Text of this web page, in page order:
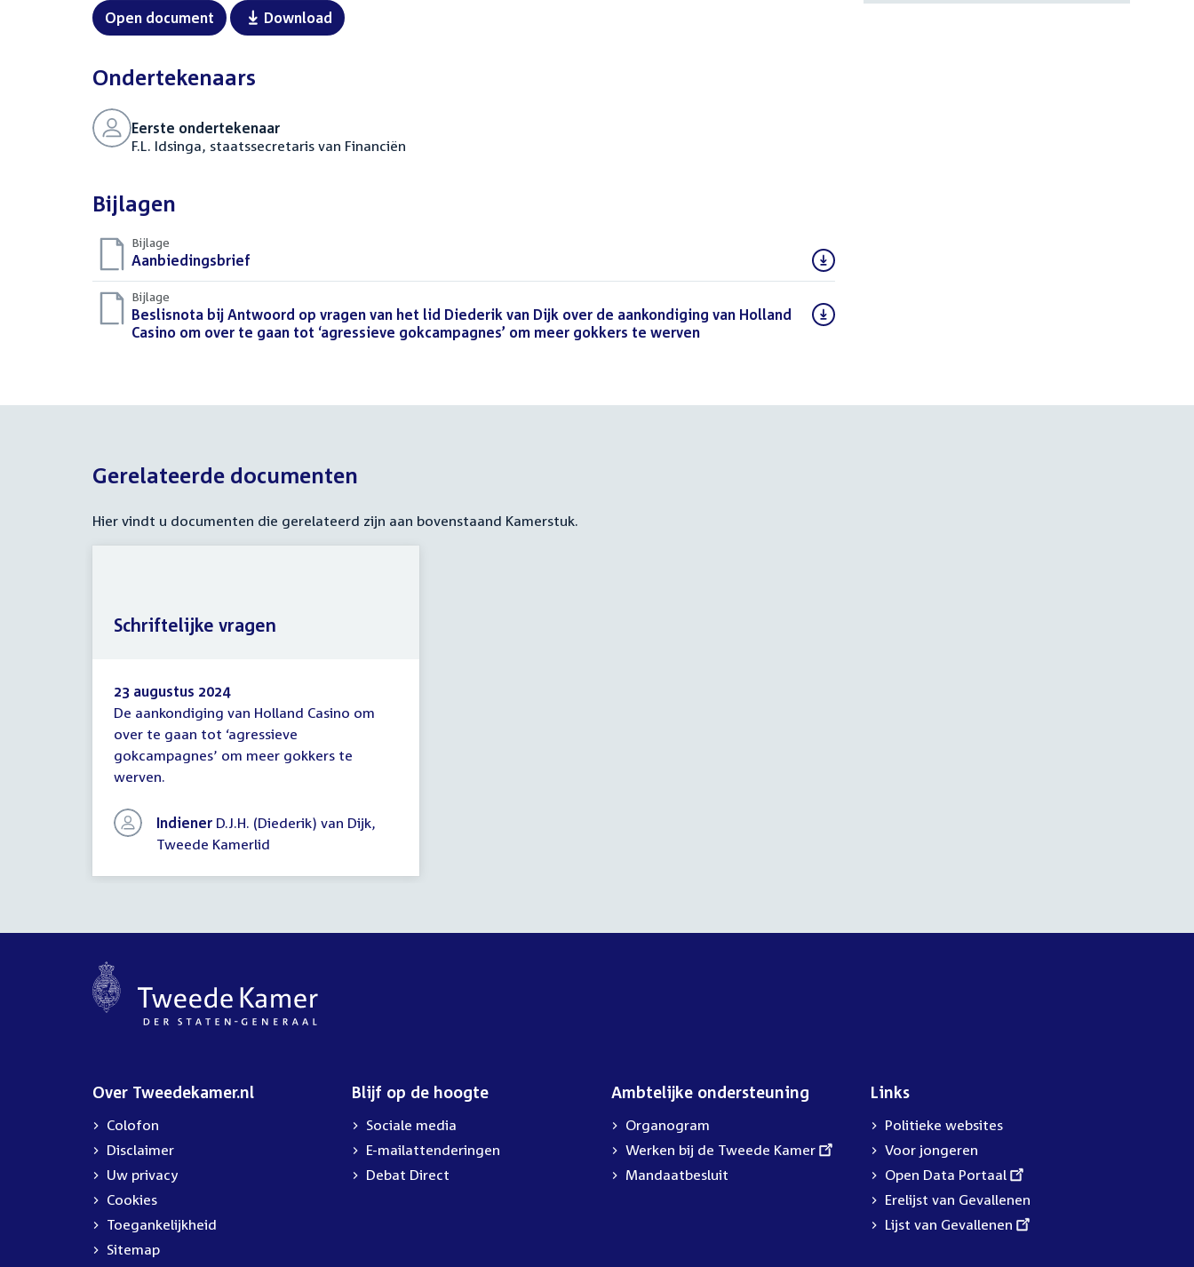
Open document Download
Ondertekenaars
Eerste ondertekenaar
F.L. Idsinga, staatssecretaris van Financiën
Bijlagen
Bijlage
Download
bestand:
Aanbiedingsbrief
Bijlage
Download
bestand:
Beslisnota bij Antwoord op vragen van het lid Diederik van Dijk over de aankondiging van Holland
Casino om over te gaan tot ‘agressieve gokcampagnes’ om meer gokkers te werven
Gerelateerde documenten
Hier vindt u documenten die gerelateerd zijn aan bovenstaand Kamerstuk.
Schriftelijke
vragen
23 augustus 2024
De aankondiging van Holland Casino om
over te gaan tot ‘agressieve
gokcampagnes’ om meer gokkers te
werven.
Indiener D.J.H. (Diederik) van Dijk,
Tweede Kamerlid
Schriftelijke vragen
Over Tweedekamer.nl
Colofon
Disclaimer
Uw privacy
Cookies
Toegankelijkheid
Sitemap
Blijf op de hoogte
Sociale media
E-mailattenderingen
Debat Direct
Ambtelijke ondersteuning
Organogram
External
link:
Werken bij de Tweede Kamer
Mandaatbesluit
Links
Politieke websites
Voor jongeren
External
link:
Open Data Portaal
Erelijst van Gevallenen
External
Lijst van Gevallenen